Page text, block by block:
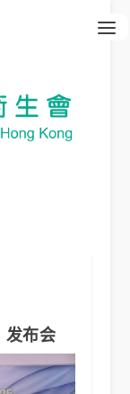
发布会